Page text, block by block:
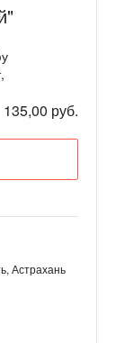
135,00 руб.
Астрахань